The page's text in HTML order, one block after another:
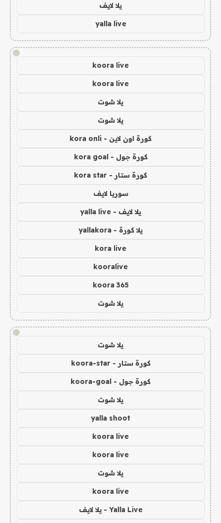
يلا لايف
yalla live
!
koora live
koora live
يلا شوت
يلا شوت
كورة اون لاين - kora onli
كورة جول - kora goal
كورة ستار - kora star
سوريا لايف
يلا لايف - yalla live
يلا كورة - yallakora
kora live
kooralive
koora 365
يلا شوت
!
يلا شوت
كورة ستار - koora-star
كورة جول - koora-goal
يلا شوت
yalla shoot
koora live
koora live
يلا شوت
koora live
Yalla Live - يلا لايف